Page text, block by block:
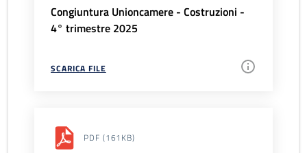
Congiuntura Unioncamere - Costruzioni -
4° trimestre 2025
SCARICA FILE
PDF (161KB)